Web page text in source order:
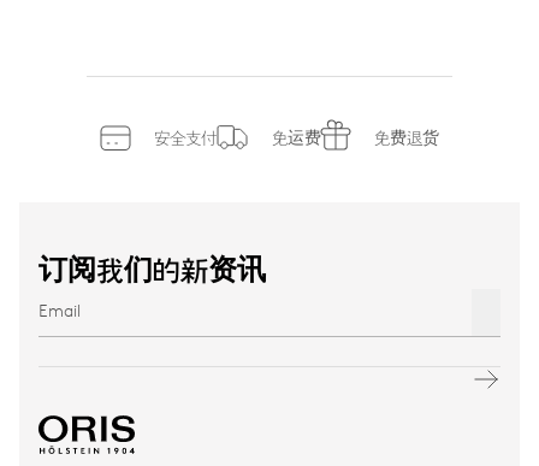
安全支付 免运费 免费退货
订阅我们的新资讯